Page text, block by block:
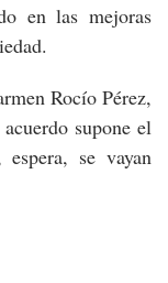
en las mejoras
Rocío Pérez,
supone el
se vayan